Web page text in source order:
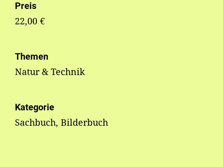
Preis
22,00 €
Themen
Natur & Technik
Kategorie
Sachbuch, Bilderbuch